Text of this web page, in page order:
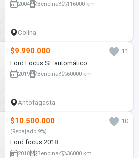
2004 Bencina 116000 km
Colina
$9.990.000
11
Ford Focus SE automático
2019 Bencina 60000 km
Antofagasta
$10.500.000 10
(Rebajado 9%)
Ford focus 2018
2018 Bencina 36000 km